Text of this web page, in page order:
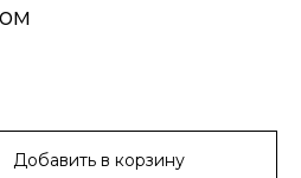
Добавить в корзину